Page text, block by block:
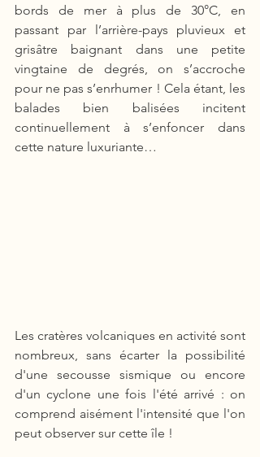
bords de mer à plus de 30°C, en
passant par l’arrière-pays pluvieux et
grisâtre baignant dans une petite
vingtaine de degrés, on s’accroche
pour ne pas s’enrhumer ! Cela étant, les
balades bien balisées incitent
continuellement à s’enfoncer dans
cette nature luxuriante…
Les cratères volcaniques en activité sont
nombreux, sans écarter la possibilité
d'une secousse sismique ou encore
d'un cyclone une fois l'été arrivé : on
comprend aisément l'intensité que l'on
peut observer sur cette île !